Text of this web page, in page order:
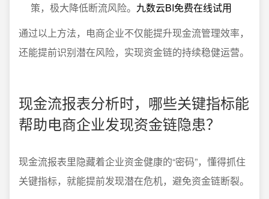
策，极大降低断流风险。 九数云BI免费在线试用
通过以上方法，电商企业不仅能提升现金流管理效率，
还能提前识别潜在风险，实现资金链的持续稳健运营。
现金流报表分析时，哪些关键指标能
帮助电商企业发现资金链隐患？
现金流报表里隐藏着企业资金健康的“密码”，懂得抓住
关键指标，就能提前发现潜在危机，避免资金链断裂。